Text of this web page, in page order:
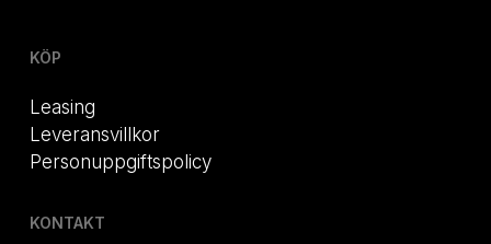
KÖP
Leasing
Leveransvillkor
Personuppgiftspolicy
KONTAKT